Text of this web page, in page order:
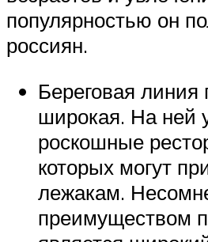
популярностью он
россиян.
Береговая линия
широкая. На ней
роскошные
которых могут
лежакам.
преимуществом